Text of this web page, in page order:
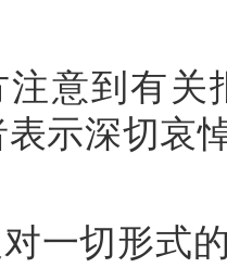
意到有关
示深切哀
一切形式